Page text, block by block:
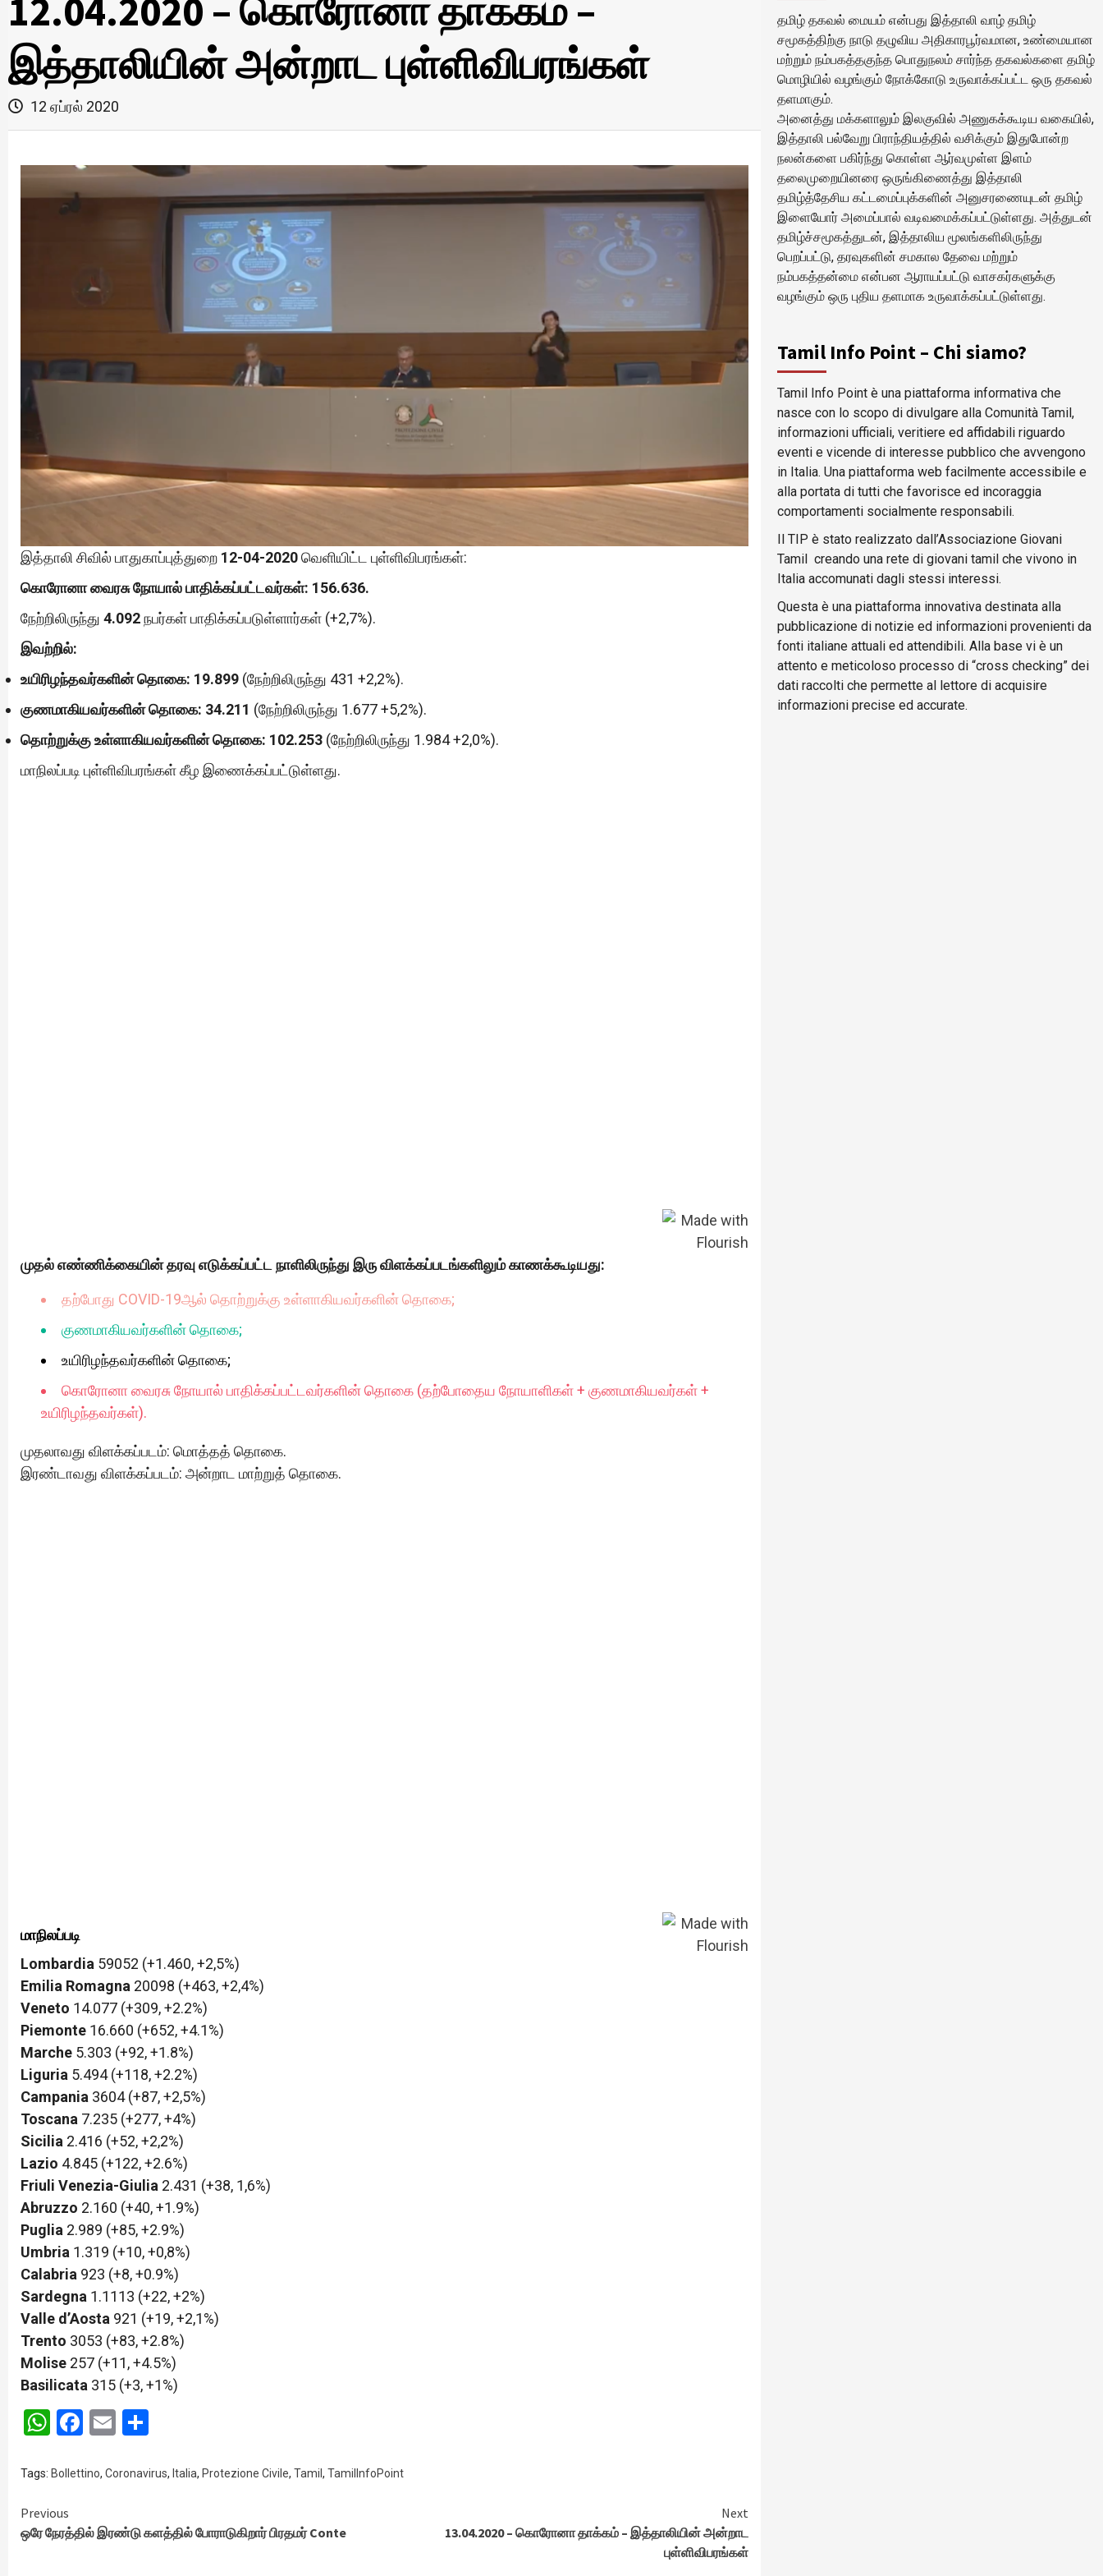
12.04.2020 – கொரோனா தாக்கம் –
இத்தாலியின் அன்றாட புள்ளிவிபரங்கள்
12 ஏப்ரல் 2020
இத்தாலி சிவில் பாதுகாப்புத்துறை 12-04-2020வெளியிட்ட புள்ளிவிபரங்கள்:
கொரோனா வைரசு நோயால் பாதிக்கப்பட்டவர்கள்: 156.636.
நேற்றிலிருந்து 4.092நபர்கள் பாதிக்கப்படுள்ளார்கள் (+2,7%).
இவற்றில்:
உயிரிழந்தவர்களின் தொகை: 19.899 (நேற்றிலிருந்து 431 +2,2%).
குணமாகியவர்களின் தொகை: 34.211 (நேற்றிலிருந்து 1.677 +5,2%).
தொற்றுக்கு உள்ளாகியவர்களின் தொகை: 102.253 (நேற்றிலிருந்து 1.984 +2,0%).
மாநிலப்படி புள்ளிவிபரங்கள் கீழ இணைக்கப்பட்டுள்ளது.
முதல் எண்ணிக்கையின் தரவு எடுக்கப்பட்ட நாளிலிருந்து இரு விளக்கப்படங்களிலும் காணக்கூடியது:
தற்போது COVID-19ஆல் தொற்றுக்கு உள்ளாகியவர்களின் தொகை;
குணமாகியவர்களின் தொகை;
உயிரிழந்தவர்களின் தொகை;
கொரோனா வைரசு நோயால் பாதிக்கப்பட்டவர்களின் தொகை (தற்போதைய நோயாளிகள் + குணமாகியவர்கள் +
உயிரிழந்தவர்கள்).
முதலாவது விளக்கப்படம்: மொத்தத் தொகை.
இரண்டாவது விளக்கப்படம்: அன்றாட மாற்றுத் தொகை.
மாநிலப்படி
Lombardia 59052 (+1.460, +2,5%)
Emilia Romagna 20098 (+463, +2,4%)
Veneto 14.077 (+309, +2.2%)
Piemonte 16.660 (+652, +4.1%)
Marche 5.303 (+92, +1.8%)
Liguria 5.494 (+118, +2.2%)
Campania 3604 (+87, +2,5%)
Toscana 7.235 (+277, +4%)
Sicilia 2.416 (+52, +2,2%)
Lazio 4.845 (+122, +2.6%)
Friuli Venezia-Giulia 2.431 (+38, 1,6%)
Abruzzo 2.160 (+40, +1.9%)
Puglia 2.989 (+85, +2.9%)
Umbria 1.319 (+10, +0,8%)
Calabria 923 (+8, +0.9%)
Sardegna 1.1113 (+22, +2%)
Valle d’Aosta 921 (+19, +2,1%)
Trento 3053 (+83, +2.8%)
Molise 257 (+11, +4.5%)
Basilicata 315 (+3, +1%)
WhatsApp
Facebook
Email
Tags: Bollettino, Coronavirus, Italia, Protezione Civile, Tamil , TamilInfoPoint
Continue
Reading
Previous
ஒரே நேரத்தில் இரண்டு களத்தில் போராடுகிறார் பிரதமர் Conte
Next
13.04.2020 – கொரோனா தாக்கம் – இத்தாலியின் அன்றாட
புள்ளிவிபரங்கள்
தமிழ் தகவல் மையம் என்பது இத்தாலி வாழ் தமிழ்
சமூகத்திற்கு நாடு தழுவிய அதிகாரபூர்வமான, உண்மையான
மற்றும் நம்பகத்தகுந்த பொதுநலம் சார்ந்த தகவல்களை தமிழ்
மொழியில் வழங்கும் நோக்கோடு உருவாக்கப்பட்ட ஒரு தகவல்
தளமாகும்.
அனைத்து மக்களாலும் இலகுவில் அணுகக்கூடிய வகையில்,
இத்தாலி பல்வேறு பிராந்தியத்தில் வசிக்கும் இதுபோன்ற
நலன்களை பகிர்ந்து கொள்ள ஆர்வமுள்ள இளம்
தலைமுறையினரை ஒருங்கிணைத்து இத்தாலி
தமிழ்த்தேசிய கட்டமைப்புக்களின் அனுசரணையுடன் தமிழ்
இளையோர் அமைப்பால் வடிவமைக்கப்பட்டுள்ளது. அத்துடன்
தமிழ்ச்சமூகத்துடன், இத்தாலிய மூலங்களிலிருந்து
பெறப்பட்டு, தரவுகளின் சமகால தேவை மற்றும்
நம்பகத்தன்மை என்பன ஆராயப்பட்டு வாசகர்களுக்கு
வழங்கும் ஒரு புதிய தளமாக உருவாக்கப்பட்டுள்ளது.
Tamil Info Point – Chi siamo?
Tamil Info Point è una piattaforma informativa che
nasce con lo scopo di divulgare alla Comunità Tamil,
informazioni ufficiali, veritiere ed affidabili riguardo
eventi e vicende di interesse pubblico che avvengono
in Italia. Una piattaforma web facilmente accessibile e
alla portata di tutti che favorisce ed incoraggia
comportamenti socialmente responsabili.
Il TIP è stato realizzato dall’Associazione Giovani
Tamil creando una rete di giovani tamil che vivono in
Italia accomunati dagli stessi interessi.
Questa è una piattaforma innovativa destinata alla
pubblicazione di notizie ed informazioni provenienti da
fonti italiane attuali ed attendibili. Alla base vi è un
attento e meticoloso processo di “cross checking” dei
dati raccolti che permette al lettore di acquisire
informazioni precise ed accurate.